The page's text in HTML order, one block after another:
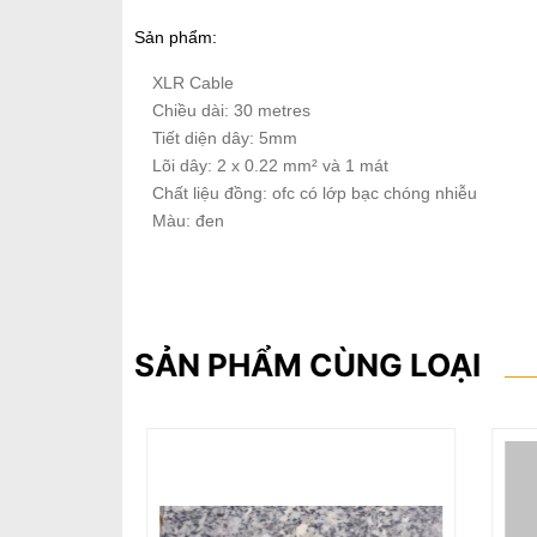
Sản phẩm:
XLR Cable
Chiều dài: 30 metres
Tiết diện dây: 5mm
Lõi dây: 2 x 0.22 mm² và 1 mát
Chất liệu đồng: ofc có lớp bạc chóng nhiễu
Màu: đen
SẢN PHẨM CÙNG LOẠI